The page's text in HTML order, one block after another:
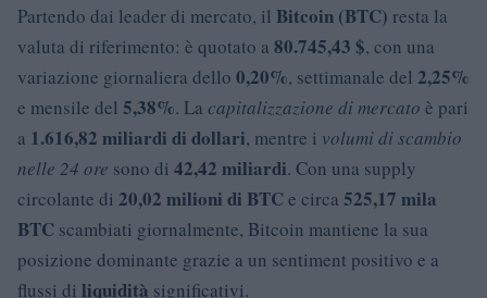
Partendo dai leader di mercato, il Bitcoin (BTC) resta la
valuta di riferimento: è quotato a 80.745,43 $, con una
variazione giornaliera dello 0,20%, settimanale del 2,25%
e mensile del 5,38%. La capitalizzazione di mercato è pari
a 1.616,82 miliardi di dollari, mentre i volumi di scambio
nelle 24 ore sono di 42,42 miliardi. Con una supply
circolante di 20,02 milioni di BTC e circa 525,17 mila
BTC scambiati giornalmente, Bitcoin mantiene la sua
posizione dominante grazie a un sentiment positivo e a
flussi di liquidità significativi.